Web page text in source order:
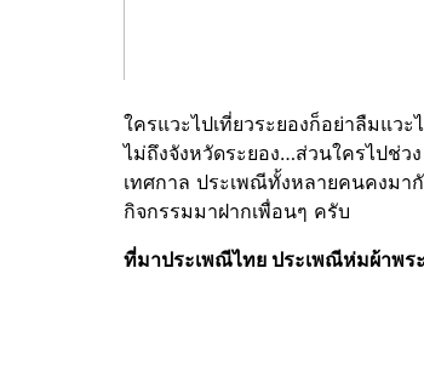
ใครแวะไปเที่ยวระยองก็อย่าลืมแวะ
ไม่ถึงจังหวัดระยอง…ส่วนใครไปช่
เทศกาล ประเพณีทั้งหลายคนคงมา
กิจกรรมมาฝากเพื่อนๆ ครับ
ที่มาประเพณีไทย ประเพณีห่มผ้าพร